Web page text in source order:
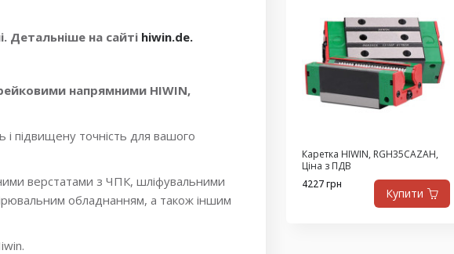
Детальніше на сайті hiwin.de.
напрямними HIWIN,
і підвищену точність для вашого
верстатами з ЧПК, шліфувальними
обладнанням, а також іншим
Каретка HIWIN, RGH35CAZAH,
Ціна з ПДВ
4227 грн
Купити